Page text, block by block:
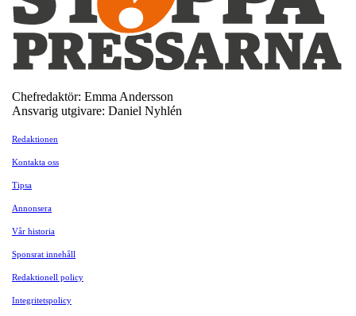
Chefredaktör: Emma Andersson
Ansvarig utgivare: Daniel Nyhlén
Redaktionen
Kontakta oss
Tipsa
Annonsera
Vår historia
Sponsrat innehåll
Redaktionell policy
Integritetspolicy